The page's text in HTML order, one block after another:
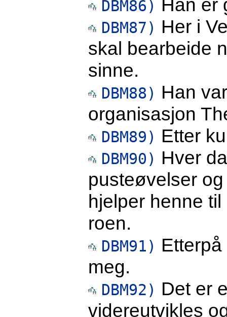
DBM86) Han er
DBM87) Her i
skal bearbeide
sinne.
DBM88) Han
organisasjon
DBM89) Etter
DBM90) Hver
pusteøvelser
hjelper henne
roen.
DBM91)
meg.
DBM92) Det er
videreutvikles